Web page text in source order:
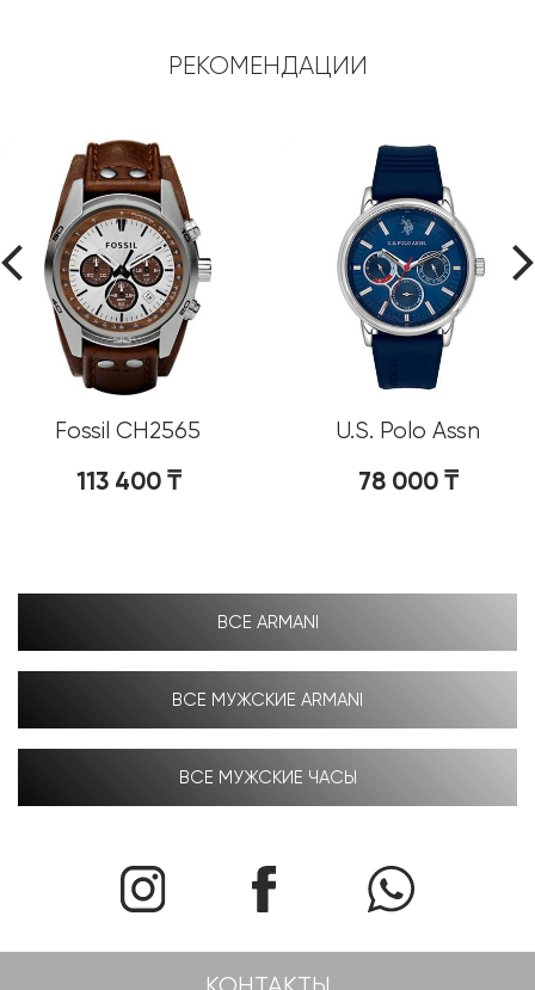
РЕКОМЕНДАЦИИ
Fossil CH2565
113 400₸
U.S. Polo Assn
USPA1098-02
78 000₸
ВСЕ ARMANI
ВСЕ МУЖСКИЕ ARMANI
ВСЕ МУЖСКИЕ ЧАСЫ